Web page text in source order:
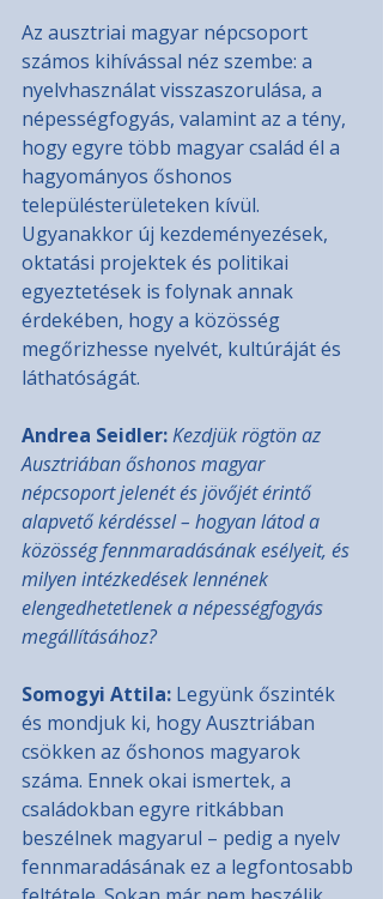
Az ausztriai magyar népcsoport
számos kihívással néz szembe: a
nyelvhasználat visszaszorulása, a
népességfogyás, valamint az a tény,
hogy egyre több magyar család él a
hagyományos őshonos
településterületeken kívül.
Ugyanakkor új kezdeményezések,
oktatási projektek és politikai
egyeztetések is folynak annak
érdekében, hogy a közösség
megőrizhesse nyelvét, kultúráját és
láthatóságát.
Andrea Seidler:Kezdjük rögtön az
Ausztriában őshonos magyar
népcsoport jelenét és jövőjét érintő
alapvető kérdéssel – hogyan látod a
közösség fennmaradásának esélyeit, és
milyen intézkedések lennének
elengedhetetlenek a népességfogyás
megállításához?
Somogyi Attila: Legyünk őszinték
és mondjuk ki, hogy Ausztriában
csökken az őshonos magyarok
száma. Ennek okai ismertek, a
családokban egyre ritkábban
beszélnek magyarul – pedig a nyelv
fennmaradásának ez a legfontosabb